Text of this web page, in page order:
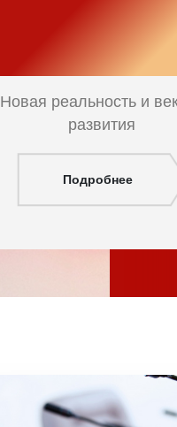
2026
Новая реальность и
развития
Подробнее